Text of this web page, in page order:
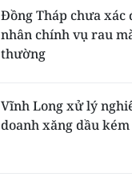
Đồng Tháp chưa xác
nhân chính vụ rau
thường
Vĩnh Long xử lý
doanh xăng dầu